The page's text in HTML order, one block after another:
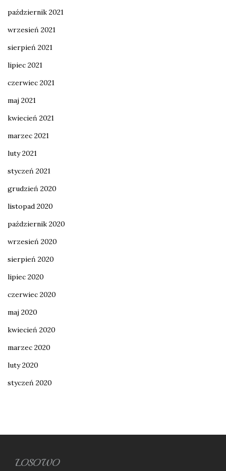
październik 2021
wrzesień 2021
sierpień 2021
lipiec 2021
czerwiec 2021
maj 2021
kwiecień 2021
marzec 2021
luty 2021
styczeń 2021
grudzień 2020
listopad 2020
październik 2020
wrzesień 2020
sierpień 2020
lipiec 2020
czerwiec 2020
maj 2020
kwiecień 2020
marzec 2020
luty 2020
styczeń 2020
LOSOWO